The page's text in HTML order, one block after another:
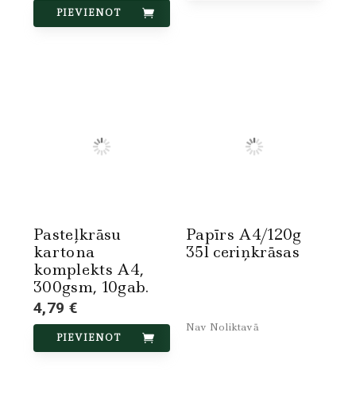
PIEVIENOT
Pasteļkrāsu
kartona
komplekts A4,
300gsm, 10gab.
4,79 €
PIEVIENOT
Papīrs A4/120g
35l ceriņkrāsas
Nav Noliktavā